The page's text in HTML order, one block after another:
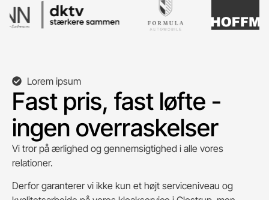
Lorem ipsum
Fast pris, fast løfte -
ingen overraskelser
Vi tror på ærlighed og gennemsigtighed i alle vores
relationer.
Derfor garanterer vi ikke kun et højt serviceniveau og